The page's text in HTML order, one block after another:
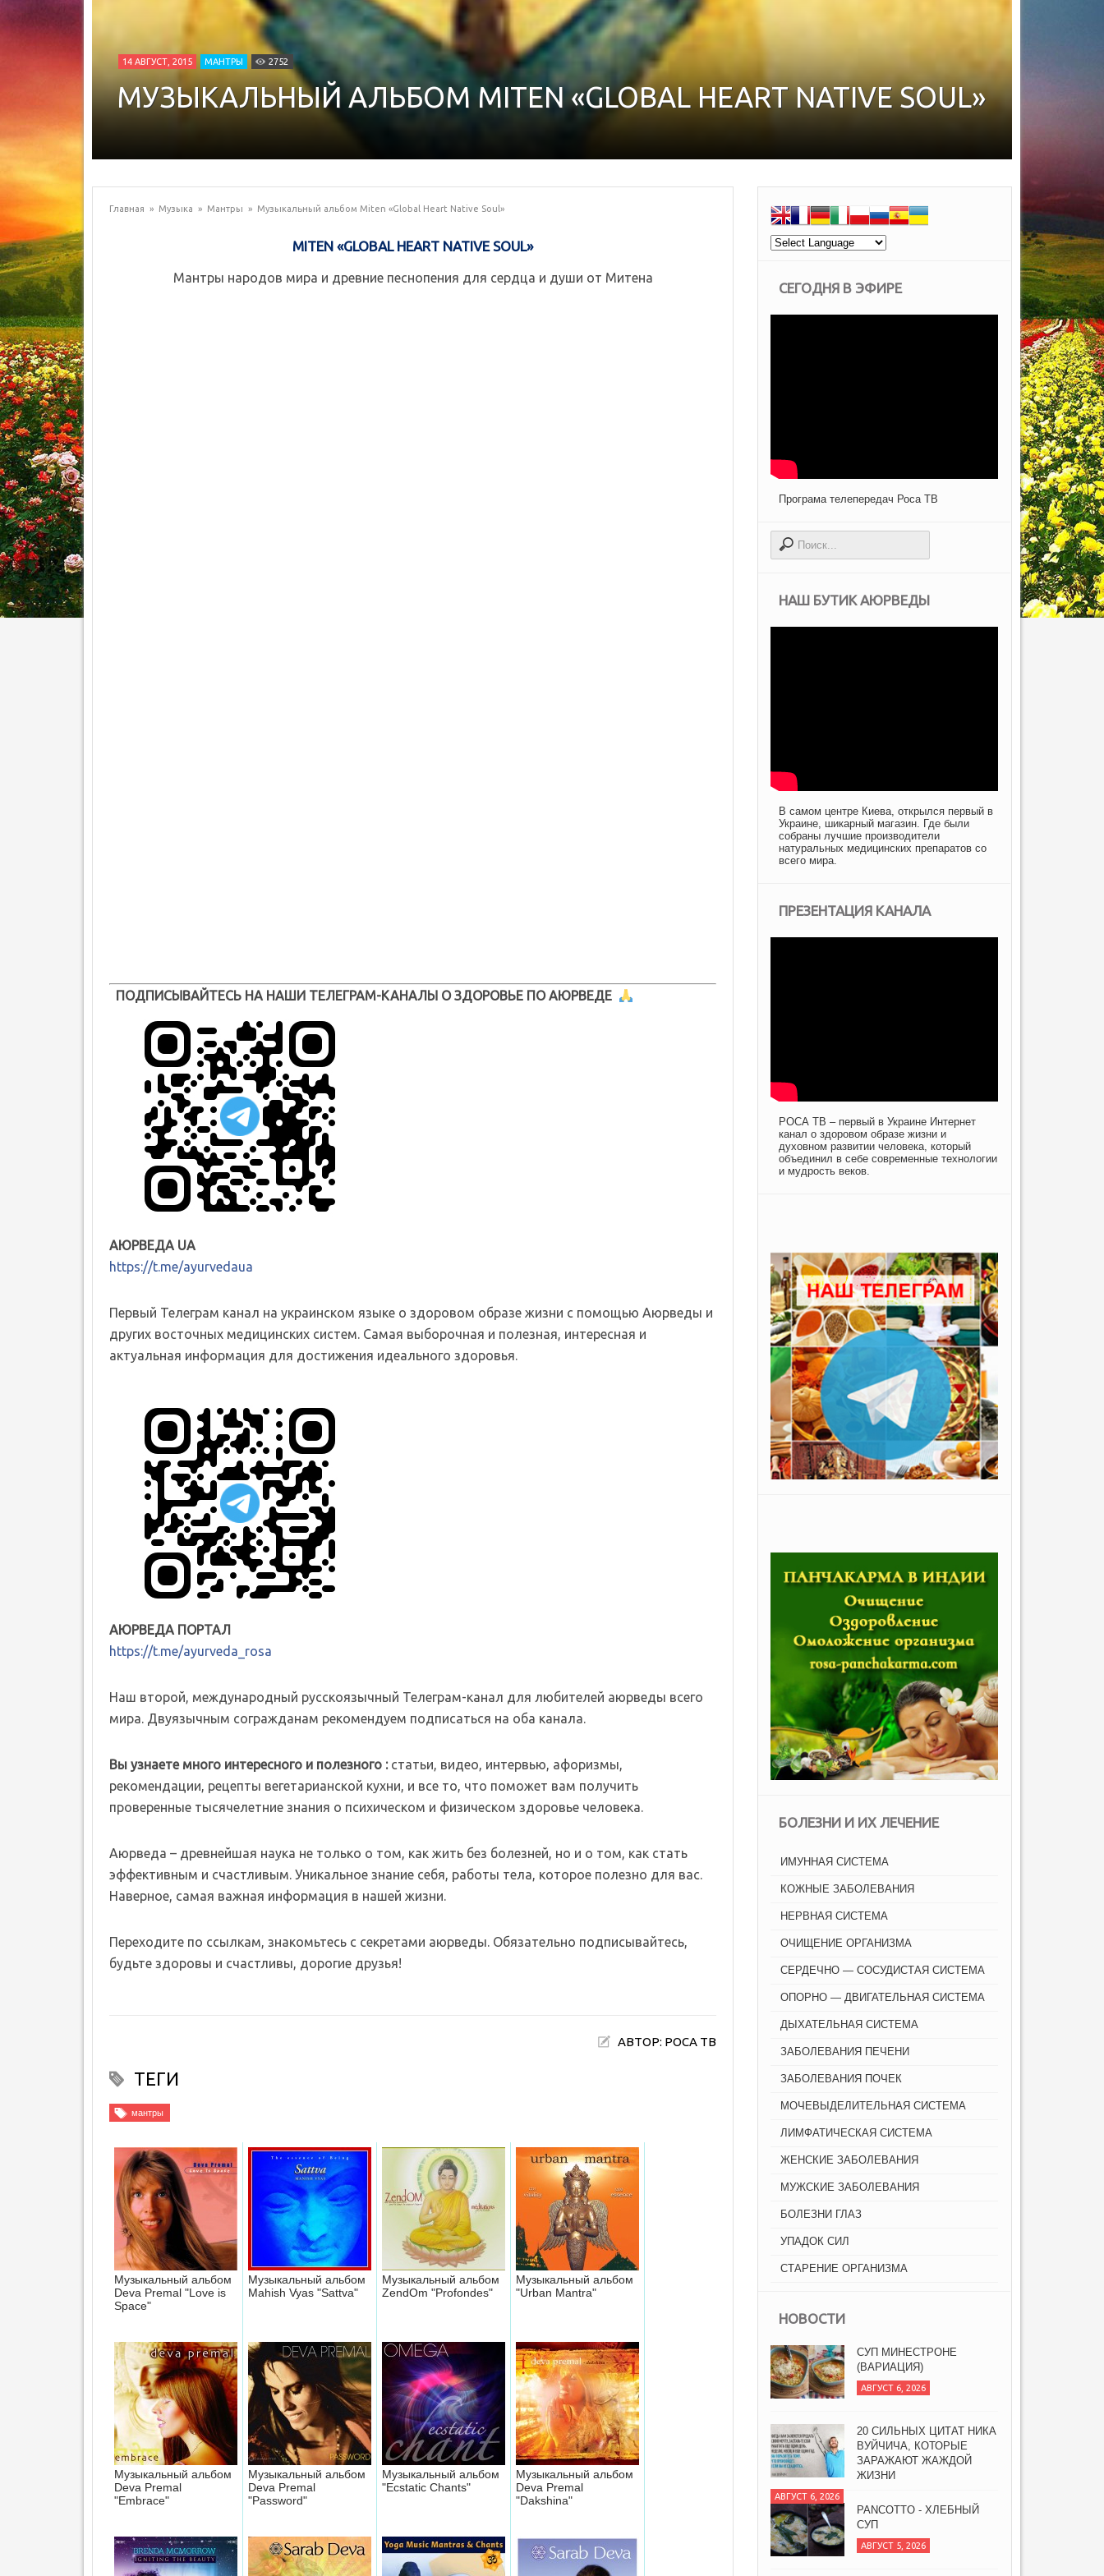
14 АВГУСТ, 2015 МАНТРЫ 2752
МУЗЫКАЛЬНЫЙ АЛЬБОМ MITEN «GLOBAL HEART NATIVE SOUL»
Главная » Музыка » Мантры » Музыкальный альбом Miten «Global Heart Native Soul»
MITEN «GLOBAL HEART NATIVE SOUL»
Мантры народов мира и древние песнопения для сердца и души от Митена
ПОДПИСЫВАЙТЕСЬ НА НАШИ ТЕЛЕГРАМ-КАНАЛЫ О ЗДОРОВЬЕ ПО АЮРВЕДЕ
АЮРВЕДА UA
https://t.me/ayurvedaua
Первый Телеграм канал на украинском языке о здоровом образе жизни с помощью Аюрведы и
других восточных медицинских систем. Самая выборочная и полезная, интересная и
актуальная информация для достижения идеального здоровья.
АЮРВЕДА ПОРТАЛ
https://t.me/ayurveda_rosa
Наш второй, международный русскоязычный Телеграм-канал для любителей аюрведы всего
мира. Двуязычным согражданам рекомендуем подписаться на оба канала.
Вы узнаете много интересного и полезного : статьи, видео, интервью, афоризмы,
рекомендации, рецепты вегетарианской кухни, и все то, что поможет вам получить
проверенные тысячелетние знания о психическом и физическом здоровье человека.
Аюрведа – древнейшая наука не только о том, как жить без болезней, но и о том, как стать
эффективным и счастливым. Уникальное знание себя, работы тела, которое полезно для вас.
Наверное, самая важная информация в нашей жизни.
Переходите по ссылкам, знакомьтесь с секретами аюрведы. Обязательно подписывайтесь,
будьте здоровы и счастливы, дорогие друзья!
АВТОР: РОСА ТВ
ТЕГИ
мантры
Музыкальный альбом
Deva Premal "Love is
Space"
Музыкальный альбом
Mahish Vyas "Sattva"
Музыкальный альбом
ZendOm "Profondes"
Музыкальный альбом
"Urban Mantra"
Музыкальный альбом
Deva Premal
"Embrace"
Музыкальный альбом
Deva Premal
"Password"
Музыкальный альбом
"Ecstatic Chants"
Музыкальный альбом
Deva Premal
"Dakshina"
СЕГОДНЯ В ЭФИРЕ
Програма телепередач Роса ТВ
НАШ БУТИК АЮРВЕДЫ
В самом центре Киева, открылся первый в
Украине, шикарный магазин. Где были
собраны лучшие производители
натуральных медицинских препаратов со
всего мира.
ПРЕЗЕНТАЦИЯ КАНАЛА
РОСА ТВ – первый в Украине Интернет
канал о здоровом образе жизни и
духовном развитии человека, который
объединил в себе современные технологии
и мудрость веков.
БОЛЕЗНИ И ИХ ЛЕЧЕНИЕ
ИМУННАЯ СИСТЕМА
КОЖНЫЕ ЗАБОЛЕВАНИЯ
НЕРВНАЯ СИСТЕМА
ОЧИЩЕНИЕ ОРГАНИЗМА
СЕРДЕЧНО — СОСУДИСТАЯ СИСТЕМА
ОПОРНО — ДВИГАТЕЛЬНАЯ СИСТЕМА
ДЫХАТЕЛЬНАЯ СИСТЕМА
ЗАБОЛЕВАНИЯ ПЕЧЕНИ
ЗАБОЛЕВАНИЯ ПОЧЕК
МОЧЕВЫДЕЛИТЕЛЬНАЯ СИСТЕМА
ЛИМФАТИЧЕСКАЯ СИСТЕМА
ЖЕНСКИЕ ЗАБОЛЕВАНИЯ
МУЖСКИЕ ЗАБОЛЕВАНИЯ
БОЛЕЗНИ ГЛАЗ
УПАДОК СИЛ
СТАРЕНИЕ ОРГАНИЗМА
НОВОСТИ
СУП МИНЕСТРОНЕ
(ВАРИАЦИЯ)
АВГУСТ 6, 2026
20 СИЛЬНЫХ ЦИТАТ НИКА
ВУЙЧИЧА, КОТОРЫЕ
ЗАРАЖАЮТ ЖАЖДОЙ
ЖИЗНИ
АВГУСТ 6, 2026
PANCOTTO - ХЛЕБНЫЙ
СУП
АВГУСТ 5, 2026